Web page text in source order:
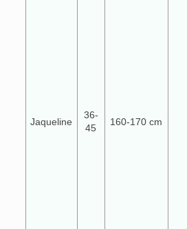
Jaqueline
36-
45
160-170 cm